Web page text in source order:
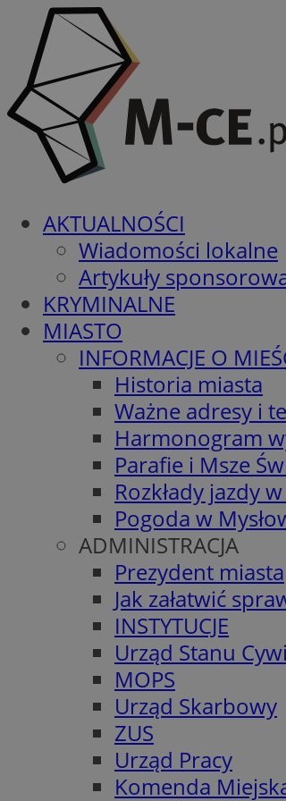
AKTUALNOŚCI
Wiadomości lokalne
Artykuły
KRYMINALNE
MIASTO
INFORMACJE O
Historia miasta
Ważne adresy i
Harmonogram
Parafie i Msze
Rozkłady jazdy
Pogoda w
ADMINISTRACJA
Prezydent miasta
Jak załatwić
INSTYTUCJE
Urząd Stanu
MOPS
Urząd Skarbowy
ZUS
Urząd Pracy
Komenda